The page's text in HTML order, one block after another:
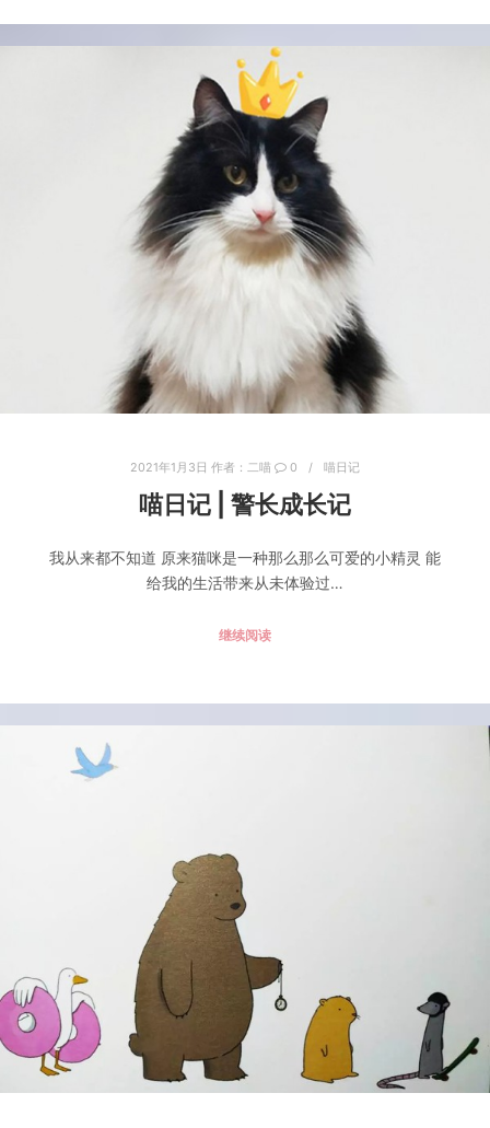
2021年1月3日 作者： 二喵 0 喵日记
喵日记 | 警长成长记
我从来都不知道 原来猫咪是一种那么那么可爱的小精灵 能
给我的生活带来从未体验过…
继续阅读